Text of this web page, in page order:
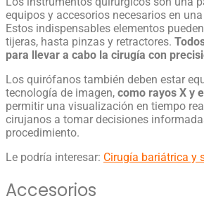
equipos y accesorios necesarios en
Estos indispensables elementos
tijeras, hasta pinzas y retractores.
para llevar a cabo la cirugía con
Los quirófanos también deben estar
tecnología de imagen, como rayos X y
permitir una visualización en tiempo
cirujanos a tomar decisiones
procedimiento.
Le podría interesar: Cirugía bariátrica y
Accesorios